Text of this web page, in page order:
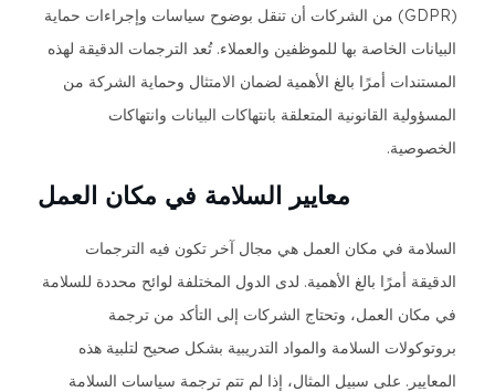
(GDPR) من الشركات أن تنقل بوضوح سياسات وإجراءات حماية
البيانات الخاصة بها للموظفين والعملاء. تُعد الترجمات الدقيقة لهذه
المستندات أمرًا بالغ الأهمية لضمان الامتثال وحماية الشركة من
المسؤولية القانونية المتعلقة بانتهاكات البيانات وانتهاكات
الخصوصية.
معايير السلامة في مكان العمل
السلامة في مكان العمل هي مجال آخر تكون فيه الترجمات
الدقيقة أمرًا بالغ الأهمية. لدى الدول المختلفة لوائح محددة للسلامة
في مكان العمل، وتحتاج الشركات إلى التأكد من ترجمة
بروتوكولات السلامة والمواد التدريبية بشكل صحيح لتلبية هذه
المعايير. على سبيل المثال، إذا لم تتم ترجمة سياسات السلامة